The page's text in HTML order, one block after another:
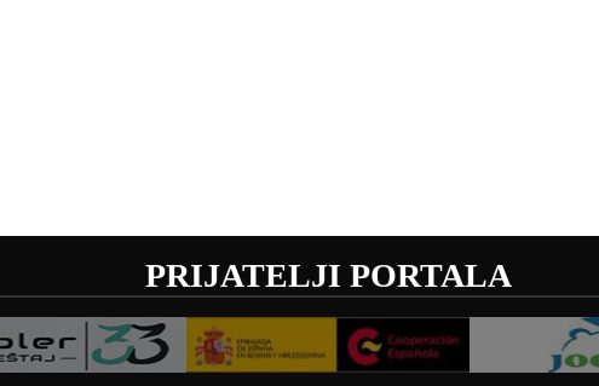
PRIJATELJI PORTALA